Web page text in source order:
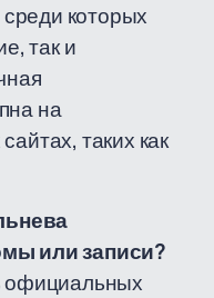
которых
так и
на
таких как
или записи?
официальных